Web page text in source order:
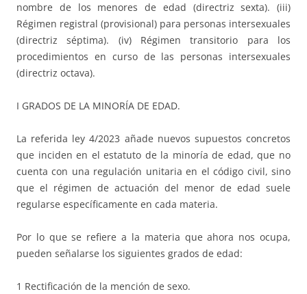
nombre de los menores de edad (directriz sexta). (iii)
Régimen registral (provisional) para personas intersexuales
(directriz séptima). (iv) Régimen transitorio para los
procedimientos en curso de las personas intersexuales
(directriz octava).
I GRADOS DE LA MINORÍA DE EDAD.
La referida ley 4/2023 añade nuevos supuestos concretos
que inciden en el estatuto de la minoría de edad, que no
cuenta con una regulación unitaria en el código civil, sino
que el régimen de actuación del menor de edad suele
regularse específicamente en cada materia.
Por lo que se refiere a la materia que ahora nos ocupa,
pueden señalarse los siguientes grados de edad:
1 Rectificación de la mención de sexo.